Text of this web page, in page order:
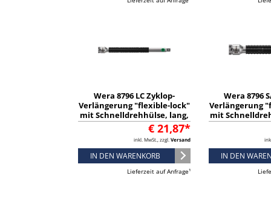
Wera 8796 LC Zyklop-
Verlängerung "flexible-lock"
mit Schnelldrehhülse, lang,
1/2", 1/2" x 250 mm -
05003643001€ 21,87*
inkl. MwSt., zzgl. Versand
IN DEN WARENKORB
Lieferzeit auf Anfrage¹
Wera 8796
Verlängerung
mit
1/4", 1/4"
IN DEN